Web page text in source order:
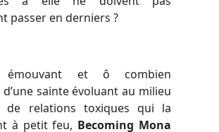
passer en derniers ?
émouvant et ô combien
sainte évoluant au milieu
de relations toxiques qui la
à petit feu, Becoming Mona